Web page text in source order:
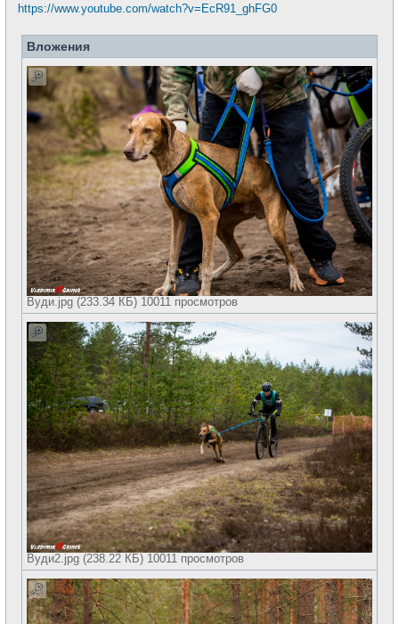
https://www.youtube.com/watch?v=EcR91_ghFG0
Вложения
Вуди.jpg (233.34 КБ) 10011 просмотров
Вуди2.jpg (238.22 КБ) 10011 просмотров